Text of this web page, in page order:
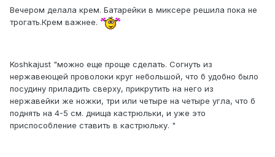
Вечером делала крем. Батарейки в миксере решила пока не
трогать.Крем важнее.
Koshkajust "можно еще проще сделать. Согнуть из
нержавеющей проволоки круг небольшой, что б удобно было
посудину приладить сверху, прикрутить на него из
нержавейки же ножки, три или четыре на четыре угла, что б
поднять на 4-5 см. днища кастрюльки, и уже это
приспособление ставить в кастрюльку. "